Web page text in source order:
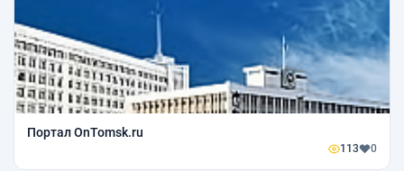
Портал OnTomsk.ru
113 0